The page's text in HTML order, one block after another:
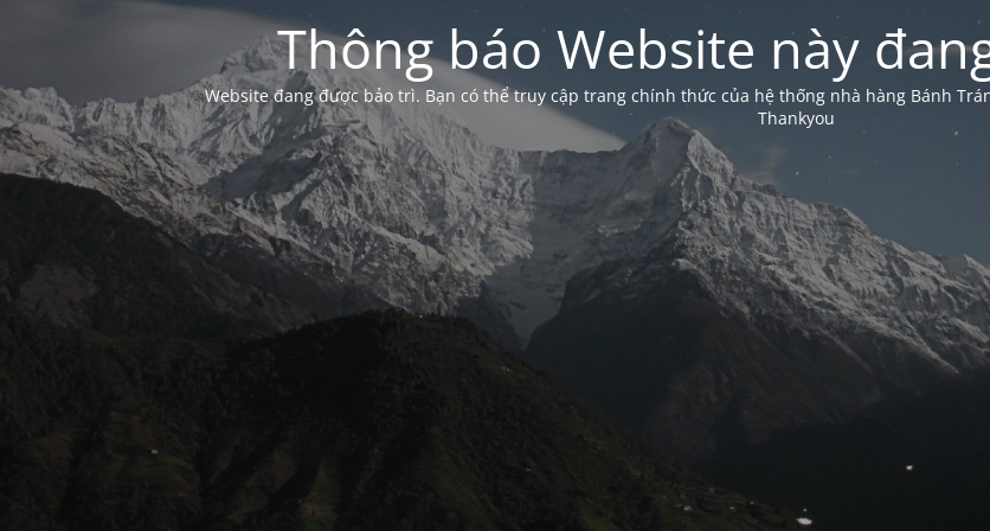
Thông báo Website này
Website đang được bảo trì. Bạn có thể truy cập trang chính thức của hệ thống nhà hàng Bánh
Thankyou